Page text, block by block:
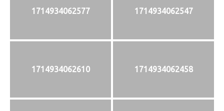
1714934062577 1714934062547
1714934062610 1714934062458